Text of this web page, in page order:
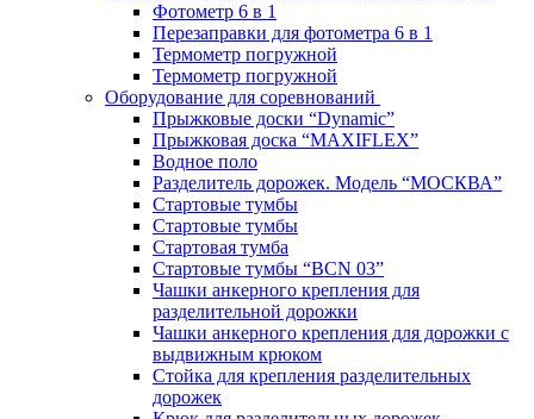
Фотометр 6 в 1
Перезаправки для фотометра 6 в 1
Термометр погружной
Термометр погружной
Оборудование для соревнований
Прыжковые доски “Dynamic”
Прыжковая доска “MAXIFLEX”
Водное поло
Разделитель дорожек. Модель “МОСКВА”
Стартовые тумбы
Стартовые тумбы
Стартовая тумба
Стартовые тумбы “BCN 03”
Чашки анкерного крепления для
разделительной дорожки
Чашки анкерного крепления для дорожки с
выдвижным крюком
Стойка для крепления разделительных
дорожек